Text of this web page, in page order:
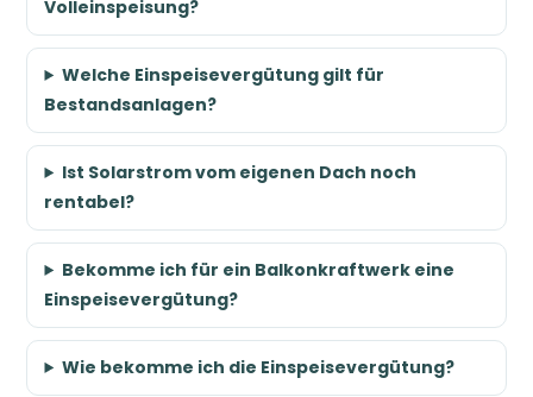
Volleinspeisung?
Welche Einspeisevergütung gilt für
Bestandsanlagen?
Ist Solarstrom vom eigenen Dach noch
rentabel?
Bekomme ich für ein Balkonkraftwerk eine
Einspeisevergütung?
Wie bekomme ich die Einspeisevergütung?